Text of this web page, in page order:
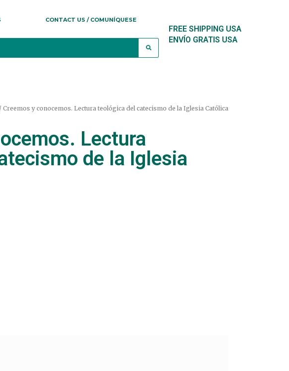
CONTACT US / COMUNÍQUESE
FREE SHIPPING USA
ENVÍO GRATIS USA
Creemos y conocemos. Lectura teológica del catecismo de la Iglesia Católica
Lectura
de la Iglesia